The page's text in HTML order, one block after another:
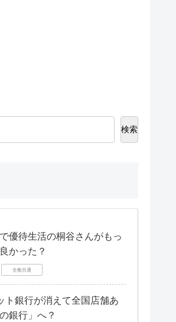
検索
優待生活の桐谷さんがもっ
かった？
全般共通
ト銀行が消えて全国店舗あ
銀行」へ？